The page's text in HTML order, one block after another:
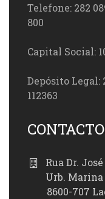
Telefone: 282
800
Capital Social:
Depósito Legal:
112363
Rua Dr.
Urb. Marina
8600-707